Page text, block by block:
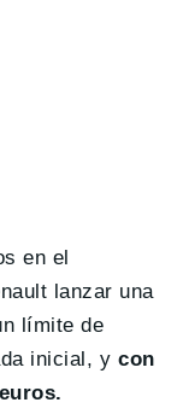
en el
lanzar una
límite de
inicial, y con